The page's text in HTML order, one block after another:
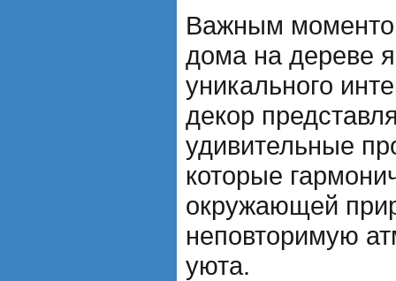
Важным
дома на дереве
уникального
декор
удивительные
которые
окружающей
неповторимую
уюта.